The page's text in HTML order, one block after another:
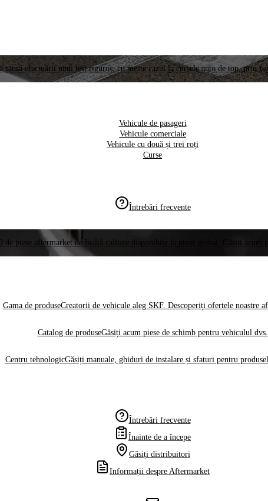
șansa efectuării unui test riguros, cu meste cazul la cursele auto de top, prin
Vehicule de pasageri
Vehicule comerciale
Vehicule cu două și trei roți
Curse
Întrebări frecvente
de piese aftermarket de înaltă calitate disponibile la nivel global. Găsiți acum
Gama de produseCreatorii de vehicule aleg SKF. Descoperiți ofertele noastre
Catalog de produseGăsiți acum piese de schimb pentru vehiculul dvs.
Centru tehnologicGăsiți manuale, ghiduri de instalare și sfaturi pentru
Întrebări frecvente
Înainte de a începe
Găsiți distribuitori
Informații despre Aftermarket